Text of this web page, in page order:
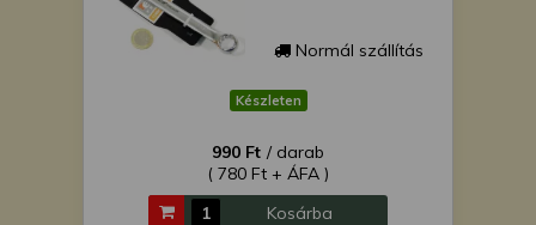
Normál szállítás
Készleten
990 Ft / darab
( 780 Ft + ÁFA )
Kosárba